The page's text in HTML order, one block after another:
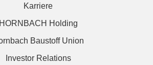
Karriere
HORNBACH Holding
Baustoff Union
Investor Relations